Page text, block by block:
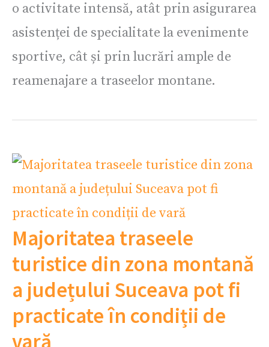
o activitate intensă, atât prin asigurarea
asistenței de specialitate la evenimente
sportive, cât și prin lucrări ample de
reamenajare a traseelor montane.
Majoritatea traseele
turistice din zona montană
a județului Suceava pot fi
practicate în condiții de
vară